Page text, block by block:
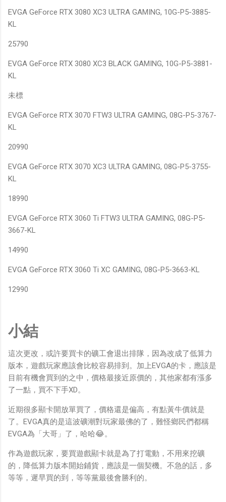
EVGA GeForce RTX 3080 XC3 ULTRA GAMING, 10G-P5-3885-
KL
25790
EVGA GeForce RTX 3080 XC3 BLACK GAMING, 10G-P5-3881-
KL
未標
EVGA GeForce RTX 3070 FTW3 ULTRA GAMING, 08G-P5-3767-
KL
20990
EVGA GeForce RTX 3070 XC3 ULTRA GAMING, 08G-P5-3755-
KL
18990
EVGA GeForce RTX 3060 Ti FTW3 ULTRA GAMING, 08G-P5-
3667-KL
14990
EVGA GeForce RTX 3060 Ti XC GAMING, 08G-P5-3663-KL
12990
小結
這次更改，或許要買卡的礦工會退出排隊，因為改成了低算力
版本，遊戲玩家應該會比較容易排到。加上EVGA的卡，應該是
目前有機會買到的之中，價格最接近原價的，其他家都有漲多
了一點，買不下手XD。
近期很多顯卡開放單買了，價格還是偏高，有點黃牛價就是
了。EVGA真的是這波礦潮對玩家最佛的了，難怪鄉民們都稱
EVGA為「大哥」了，哈哈😂。
作為遊戲玩家，要買遊戲顯卡就是為了打電動，不用來挖礦
的，降低算力版本開始鋪貨，應該是一個契機。不急的話，多
等等，遲早買的到，等等黨最後會勝利的。